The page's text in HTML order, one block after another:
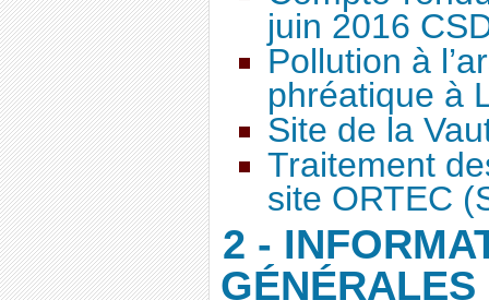
juin 2016
Pollution à
phréatique à
Site de la
Traitement
site ORTEC
2 -
GÉNÉRALES